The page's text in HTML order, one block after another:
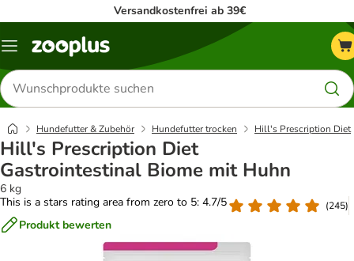
Versandkostenfrei ab 39€
Menü
Produkte
suchen
Hundefutter & Zubehör Hundefutter trocken Hill's Prescription Diet
Hill's Prescription Diet
Gastrointestinal Biome mit Huhn
6 kg
This is a stars rating area from zero to 5: 4.7/5
(245)
Produkt bewerten